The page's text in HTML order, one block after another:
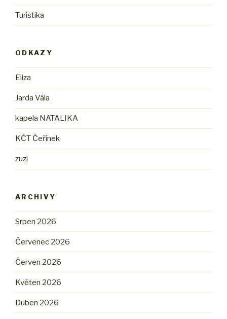
Turistika
ODKAZY
Eliza
Jarda Vála
kapela NATALIKA
KČT Čeřínek
zuzi
ARCHIVY
Srpen 2026
Červenec 2026
Červen 2026
Květen 2026
Duben 2026